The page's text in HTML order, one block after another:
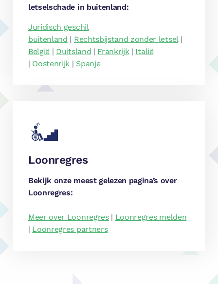
letselschade in buitenland:
Juridisch geschil
buitenland | Rechtsbijstand zonder letsel|
België | Duitsland | Frankrijk| Italië
| Oostenrijk | Spanje
Loonregres
Bekijk onze meest gelezen pagina’s over
Loonregres:
Meer over Loonregres| Loonregres melden
| Loonregres partners